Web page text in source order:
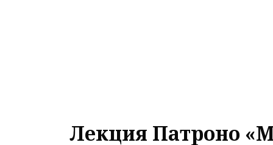
Лекция Патроно